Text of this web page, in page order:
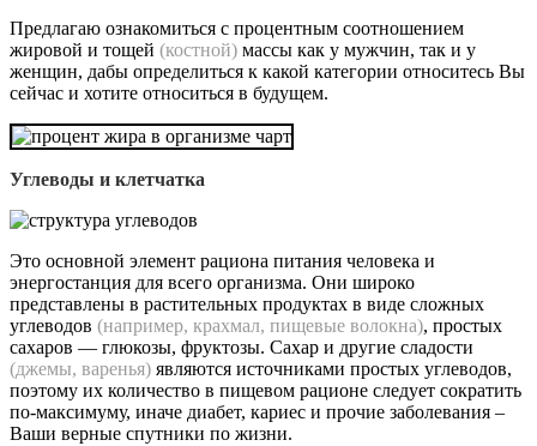
Предлагаю ознакомиться с процентным соотношением
жировой и тощей (костной) массы как у мужчин, так и у
женщин, дабы определиться к какой категории относитесь Вы
сейчас и хотите относиться в будущем.
Углеводы и клетчатка
Это основной элемент рациона питания человека и
энергостанция для всего организма. Они широко
представлены в растительных продуктах в виде сложных
углеводов (например, крахмал, пищевые волокна), простых
сахаров — глюкозы, фруктозы. Сахар и другие сладости
(джемы, варенья) являются источниками простых углеводов,
поэтому их количество в пищевом рационе следует сократить
по-максимуму, иначе диабет, кариес и прочие заболевания –
Ваши верные спутники по жизни.